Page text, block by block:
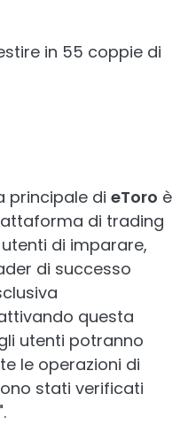
in 55 coppie di
principale di eToro è
di trading
di imparare,
di successo
questa
utenti potranno
le operazioni di
stati verificati